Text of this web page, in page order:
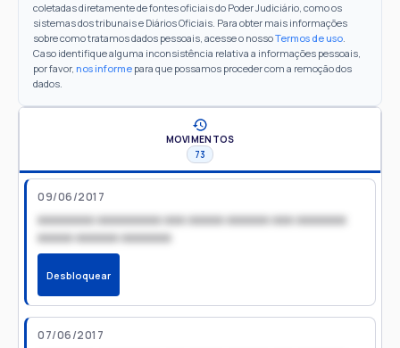
coletadas diretamente de fontes oficiais do Poder Judiciário, como os
sistemas dos tribunais e Diários Oficiais. Para obter mais informações
sobre como tratamos dados pessoais, acesse o nossoTermos de uso.
Caso identifique alguma inconsistência relativa a informações pessoais,
por favor, nos informe para que possamos proceder com a remoção dos
dados.
MOVIMENTOS
73
09/06/2017
xxxxxxxx xxxxxxxxx xxx xxxxx xxxxxx xxx xxxxxxx
xxxxx xxxxxx xxxxxxx
Desbloquear
07/06/2017